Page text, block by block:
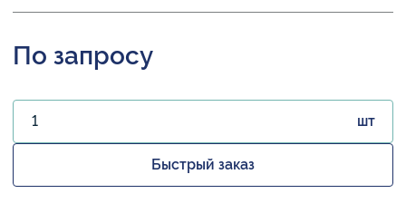
По запросу
шт
Быстрый заказ